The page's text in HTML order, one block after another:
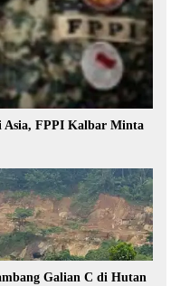
Asia, FPPI Kalbar Minta
Galian C di Hutan